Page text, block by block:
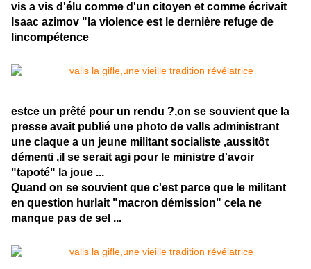
vis a vis d'élu comme d'un citoyen et comme écrivait
Isaac azimov "la violence est le dernière refuge de
lincompétence
estce un prêté pour un rendu ?,on se souvient que la
presse avait publié une photo de valls administrant
une claque a un jeune militant socialiste ,aussitôt
démenti ,il se serait agi pour le ministre d'avoir
"tapoté" la joue ...
Quand on se souvient que c'est parce que le militant
en question hurlait "macron démission" cela ne
manque pas de sel ...